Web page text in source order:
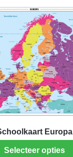
Europa
Selecteer opties